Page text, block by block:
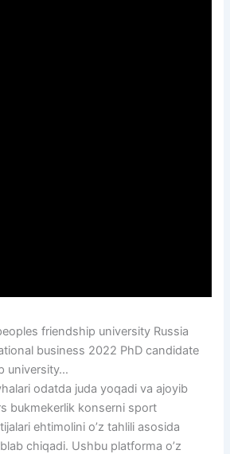
friendship university Russia
business 2022 PhD candidate
university…
odatda juda yoqadi va ajoyib
bukmekerlik konserni sport
ehtimolini o’z tahlili asosida
chiqadi. Ushbu platforma o’z